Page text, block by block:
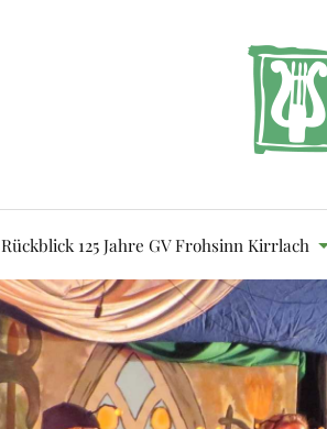
Rückblick 125 Jahre GV Frohsinn Kirrlach